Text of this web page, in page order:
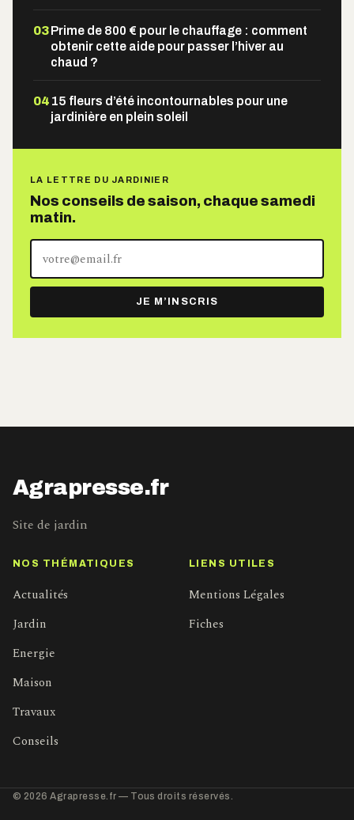
03Prime de 800 € pour le chauffage : comment
obtenir cette aide pour passer l’hiver au
chaud ?
04 15 fleurs d’été incontournables pour une
jardinière en plein soleil
LA LETTRE DU JARDINIER
Nos conseils de saison, chaque samedi
matin.
adresse
e-
mail
JE M’INSCRIS
Agrapresse.fr
Site de jardin
NOS THÉMATIQUES
Actualités
Jardin
Energie
Maison
Travaux
Conseils
LIENS UTILES
Mentions Légales
Fiches
© 2026 Agrapresse.fr — Tous droits réservés.